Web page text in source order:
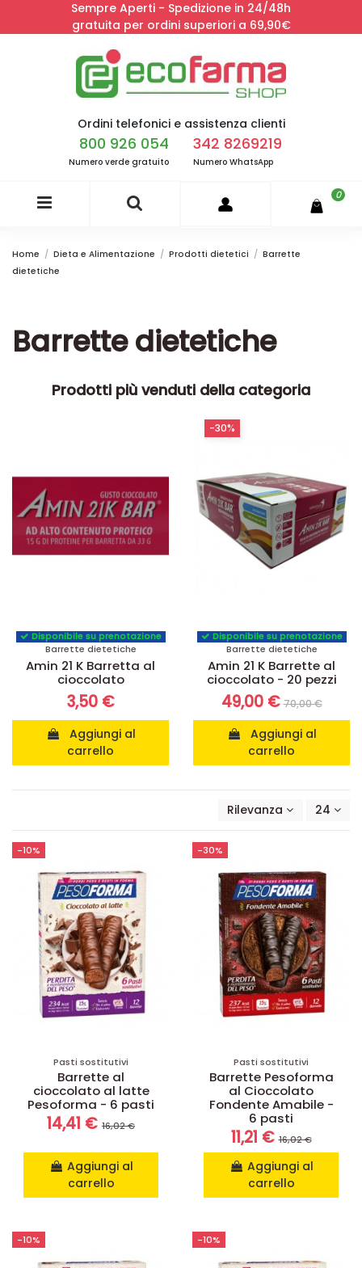
Sempre Aperti - Spedizione in 24/48h
gratuita per ordini superiori a 69,90€
Ordini telefonici e assistenza clienti
800 926 054
Numero verde gratuito
342 8269219
Numero WhatsApp
0
Home Dieta e Alimentazione Prodotti dietetici
Barrette
dietetiche
Barrette dietetiche
Prodotti più venduti della categoria
Disponibile su prenotazione
Barrette dietetiche
Amin 21 K Barretta al
cioccolato
3,50 €
carrello
Disponibile su prenotazione
Barrette dietetiche
Amin 21 K Barrette al
cioccolato - 20 pezzi
49,00 € 70,00 €
carrello
-30%
Rilevanza 24
-10%
Pasti sostitutivi
Barrette al
cioccolato al latte
Pesoforma - 6 pasti
14,41 € 16,02 €
Aggiungi al
carrello
-30%
Pasti sostitutivi
Barrette Pesoforma
al Cioccolato
Fondente Amabile -
6 pasti
11,21 €16,02 €
Aggiungi al
carrello
-10% -10%